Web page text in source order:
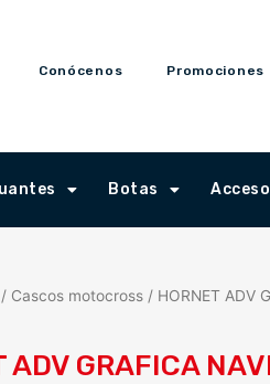
Conócenos Promociones
Botas
Cascos motocross/ HORNET ADV
ADV GRAFICA